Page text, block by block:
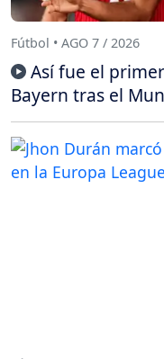
Fútbol • AGO 7 / 2026
Así fue el
Bayern tras el